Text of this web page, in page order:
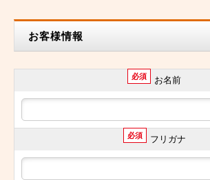
お客様情報
必須 お名前
必須 フリガナ